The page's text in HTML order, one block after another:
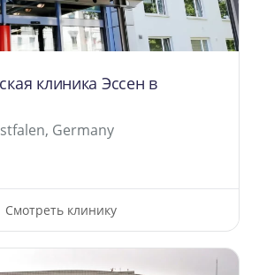
клиника Эссен в
Germany
Смотреть клинику